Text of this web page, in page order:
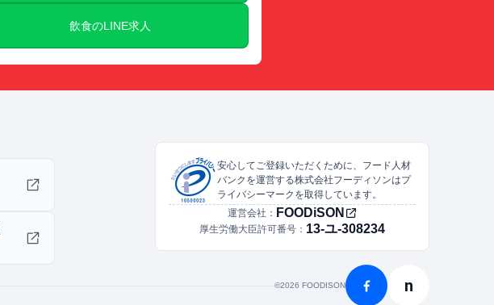
飲食のLINE求人
安心してご登録いただくために、フード人材
バンクを運営する株式会社フーディソンはプ
ライバシーマークを取得しています。
運営会社： FOODiSON
厚生労働大臣許可番号： 13-ユ-308234
©︎2026 FOODISON n